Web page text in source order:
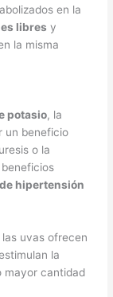
en la
libres y
la misma
potasio, la
un beneficio
o la
hipertensión
uvas ofrecen
la
mayor cantidad